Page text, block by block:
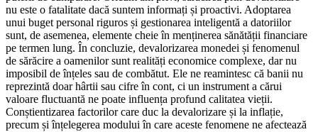
nu este o fatalitate dacă suntem informați și proactivi. Adoptarea
unui buget personal riguros și gestionarea inteligentă a datoriilor
sunt, de asemenea, elemente cheie în menținerea sănătății financiare
pe termen lung. În concluzie, devalorizarea monedei și fenomenul
de sărăcire a oamenilor sunt realități economice complexe, dar nu
imposibil de înțeles sau de combătut. Ele ne reamintesc că banii nu
reprezintă doar hârtii sau cifre în cont, ci un instrument a cărui
valoare fluctuantă ne poate influența profund calitatea vieții.
Conștientizarea factorilor care duc la devalorizare și la inflație,
precum și înțelegerea modului în care aceste fenomene ne afectează